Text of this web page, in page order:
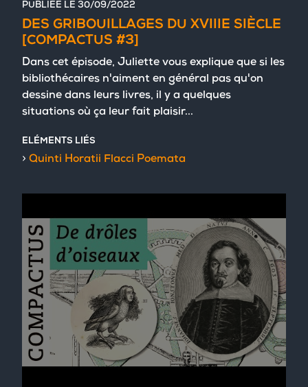
PUBLIÉE LE 30/09/2022
DES GRIBOUILLAGES DU XVIIIE SIÈCLE
[COMPACTUS #3]
Dans cet épisode, Juliette vous explique que si les
bibliothécaires n'aiment en général pas qu'on
dessine dans leurs livres, il y a quelques
situations où ça leur fait plaisir...
ELÉMENTS LIÉS
Quinti Horatii Flacci Poemata